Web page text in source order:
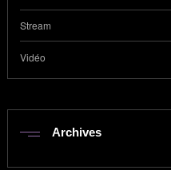
Stream
Vidéo
Archives